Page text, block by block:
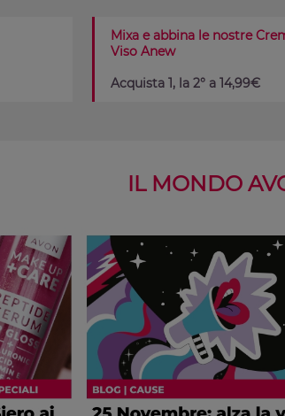
Mixa e abbina le nostre
Viso Anew
Acquista 1, la 2° a 14,99€
IL MONDO